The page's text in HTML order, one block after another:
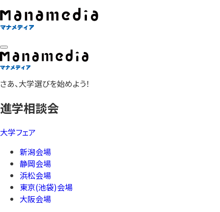
さあ、大学選びを始めよう！
進学相談会
大学フェア
新潟会場
静岡会場
浜松会場
東京(池袋)会場
大阪会場